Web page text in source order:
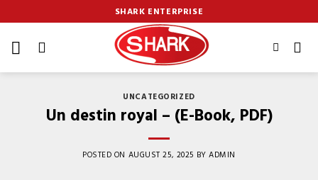
to
content
SHARK ENTERPRISE
UNCATEGORIZED
Un destin royal – (E-Book, PDF)
POSTED ON AUGUST 25, 2025 BYADMIN